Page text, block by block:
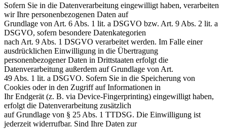
Sofern Sie in die Datenverarbeitung eingewilligt haben, verarbeiten
wir Ihre personenbezogenen Daten auf
Grundlage von Art. 6 Abs. 1 lit. a DSGVO bzw. Art. 9 Abs. 2 lit. a
DSGVO, sofern besondere Datenkategorien
nach Art. 9 Abs. 1 DSGVO verarbeitet werden. Im Falle einer
ausdrücklichen Einwilligung in die Übertragung
personenbezogener Daten in Drittstaaten erfolgt die
Datenverarbeitung außerdem auf Grundlage von Art.
49 Abs. 1 lit. a DSGVO. Sofern Sie in die Speicherung von
Cookies oder in den Zugriff auf Informationen in
Ihr Endgerät (z. B. via Device-Fingerprinting) eingewilligt haben,
erfolgt die Datenverarbeitung zusätzlich
auf Grundlage von § 25 Abs. 1 TTDSG. Die Einwilligung ist
jederzeit widerrufbar. Sind Ihre Daten zur